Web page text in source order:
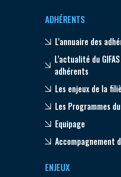
ADHÉRENTS
L'annuaire des
L'actualité du
adhérents
Les enjeux de la
Les Programmes du
Equipage
Accompagnement
ENJEUX